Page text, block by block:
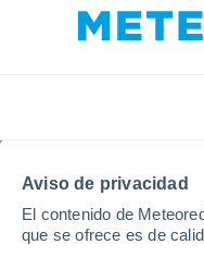
Aviso de privacidad
El contenido de
que se ofrece es de